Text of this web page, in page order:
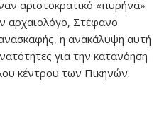
αριστοκρατικό «πυρήνα»
αρχαιολόγο, Στέφανο
η ανακάλυψη αυτή
για την κατανόηση
κέντρου των Πικηνών.